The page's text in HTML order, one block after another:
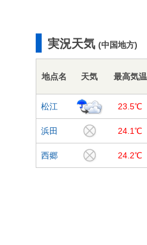
実況天気 (中国地方)
地点名 天気 最高気温
松江 23.5℃
浜田 24.1℃
西郷 24.2℃